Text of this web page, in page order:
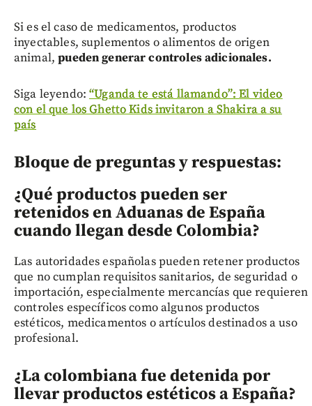
Si es el caso de medicamentos, productos
inyectables, suplementos o alimentos de origen
animal,pueden generar controles adicionales.
Siga leyendo:“Uganda te está llamando”: El video
con el que los Ghetto Kids invitaron a Shakira a su
país
Bloque de preguntas y respuestas:
¿Qué productos pueden ser
retenidos en Aduanas de España
cuando llegan desde Colombia?
Las autoridades españolas pueden retener productos
que no cumplan requisitos sanitarios, de seguridad o
importación, especialmente mercancías que requieren
controles específicos como algunos productos
estéticos, medicamentos o artículos destinados a uso
profesional.
¿La colombiana fue detenida por
llevar productos estéticos a España?